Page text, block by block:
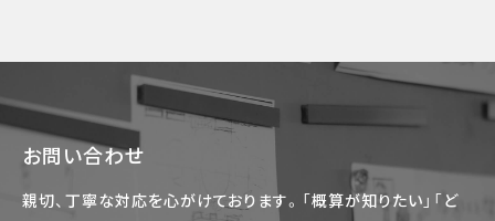
お問い合わせ
親切、丁寧な対応を心がけております。「概算が知りたい」「ど